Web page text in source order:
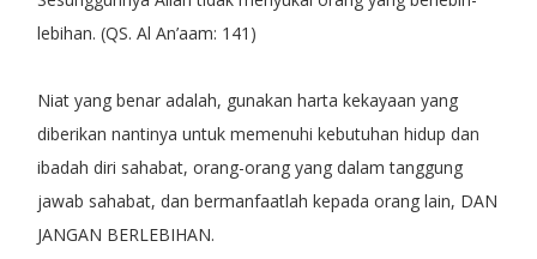
lebihan. (QS. Al An’aam: 141)
Niat yang benar adalah, gunakan harta kekayaan yang
diberikan nantinya untuk memenuhi kebutuhan hidup dan
ibadah diri sahabat, orang-orang yang dalam tanggung
jawab sahabat, dan bermanfaatlah kepada orang lain, DAN
JANGAN BERLEBIHAN.